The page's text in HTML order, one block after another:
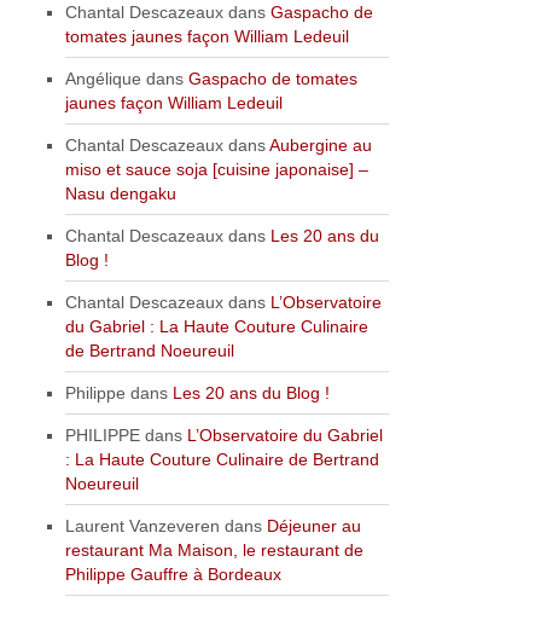
Chantal Descazeaux dansGaspacho de
tomates jaunes façon William Ledeuil
Angélique dansGaspacho de tomates
jaunes façon William Ledeuil
Chantal Descazeaux dansAubergine au
miso et sauce soja [cuisine japonaise] –
Nasu dengaku
Chantal Descazeaux dans Les 20 ans du
Blog !
Chantal Descazeaux dans L’Observatoire
du Gabriel : La Haute Couture Culinaire
de Bertrand Noeureuil
Philippe dans Les 20 ans du Blog !
PHILIPPE dans L’Observatoire du Gabriel
: La Haute Couture Culinaire de Bertrand
Noeureuil
Laurent Vanzeveren dans Déjeuner au
restaurant Ma Maison, le restaurant de
Philippe Gauffre à Bordeaux